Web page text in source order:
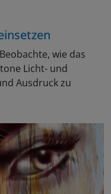
wie das
Licht- und
Ausdruck zu